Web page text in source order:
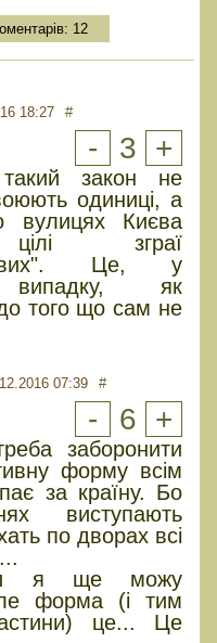
12
18:27 #
- 3 +
закон не
одиниці, а
вулицях Києва
зграї
Це, у
випадку, як
того що сам не
07:39 #
- 6 +
заборонити
форму всім
за країну. Бо
виступають
по дворах всі
я ще можу
форма (і тим
це... Це